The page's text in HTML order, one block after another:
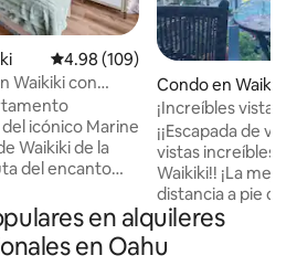
Calificación promedio: 4.98 de
4.98 (109)
Waikiki con
icónico Marine
Waikiki de la
del encanto
internet
aire
Condo en Waikiki
¡Increíbles vistas
¡¡Escapada de
vistas increíbles
Waikiki!! ¡La mejor ubicación, a poca
distancia a pie de
interés, del
restaurantes! ¡Disfruta visitando Oahu:
en alquileres
en Oahu